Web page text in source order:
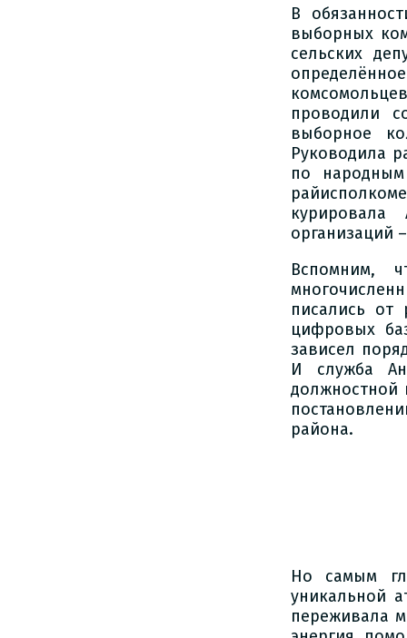
В
выборных
сельских
проводили
выборное
Руководила
по
курировала
организаций
Вспомним,
писались
цифровых
зависел
И служба
должностной
района.
Но самым
уникальной
переживала